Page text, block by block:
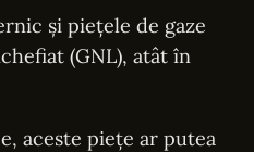
și piețele de gaze
(GNL), atât în
aceste piețe ar putea